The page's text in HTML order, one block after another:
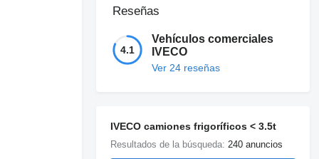
Reseñas
4.1
Vehículos comerciales
IVECO
Ver 24 reseñas
IVECO camiones frigoríficos < 3.5t
Resultados de la búsqueda: 240 anuncios